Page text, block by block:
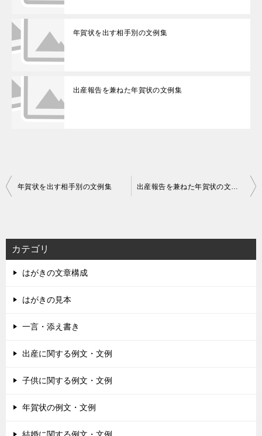
年賀状を出す相手別の文例集
出産報告を兼ねた年賀状の文例集
投
ビ
ゲ
ー
シ
年賀状を出す相手別の文例集 出産報告を兼ねた年賀状の文例集
カテゴリ
はがきの文章構成
はがきの見本
一言・添え書き
出産に関する例文・文例
子供に関する例文・文例
年賀状の例文・文例